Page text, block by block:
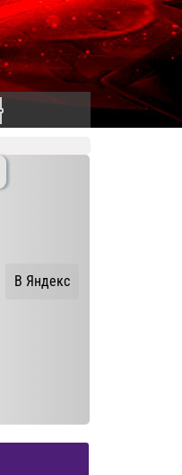
В Яндекс